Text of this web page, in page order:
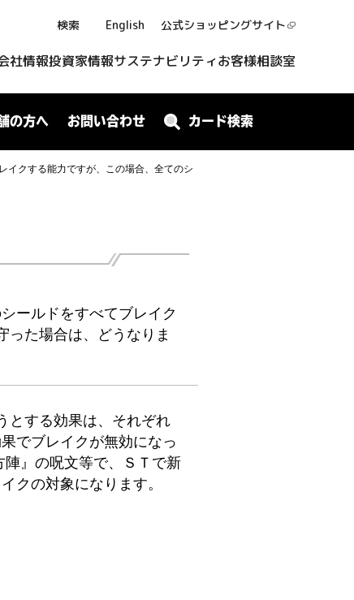
検索 English 公式ショッピングサイト
社情報投資家情報サステナビリティお客様相談室
の方へ お問い合わせ カード検索
イクする能力ですが、この場合、全てのシ
ールドをすべてブレイク
った場合は、どうなりま
とする効果は、それぞれ
でブレイクが無効になっ
』の呪文等で、ＳＴで新
クの対象になります。